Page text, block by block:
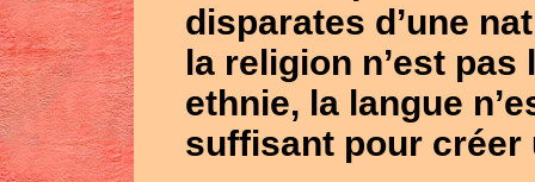
disparates d’une
la religion n’est pas
ethnie, la langue
suffisant pour créer